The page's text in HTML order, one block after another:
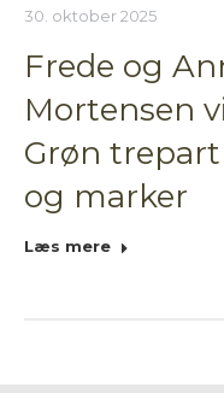
30. oktober 2025
Frede og
Mortensen
Grøn
og marker
Læs mere